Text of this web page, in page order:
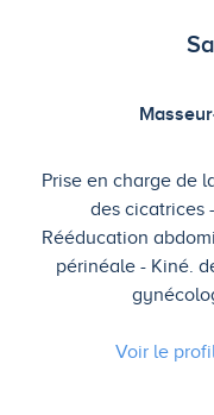
Prise en charge de
des cicatrices
Rééducation
périnéale
Kiné.
Voir le